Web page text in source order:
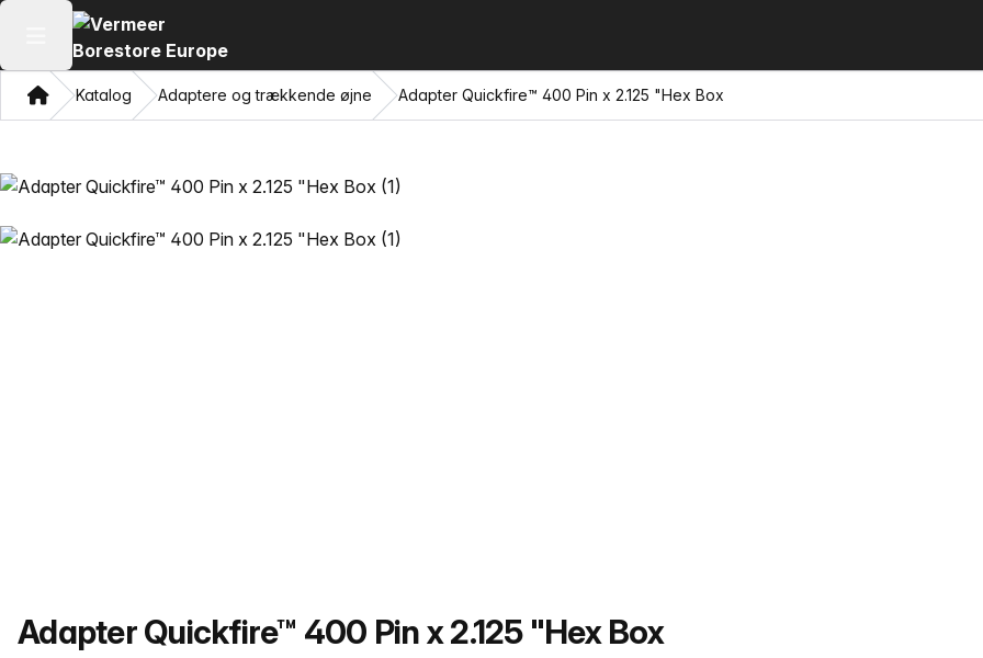
Åbn hovedmenuen
HjemKatalog Adaptere og trækkende øjne Adapter Quickfire™ 400 Pin x 2.125 "Hex Box
Produktnavn
Adapter Quickfire™ 400 Pin x 2.125 "Hex Box